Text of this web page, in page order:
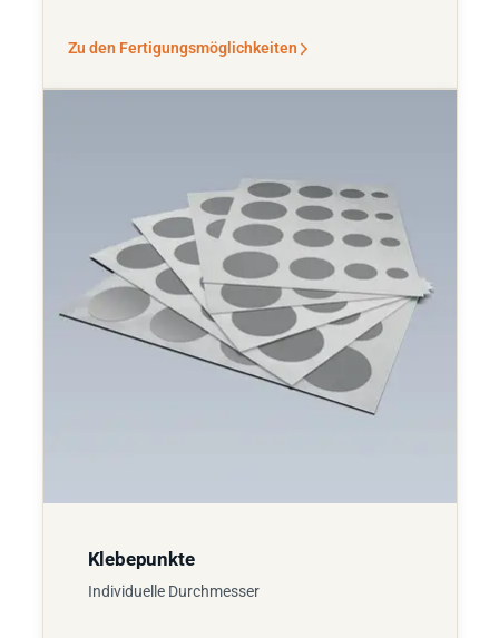
Zu den Fertigungsmöglichkeiten
Klebepunkte
Individuelle Durchmesser